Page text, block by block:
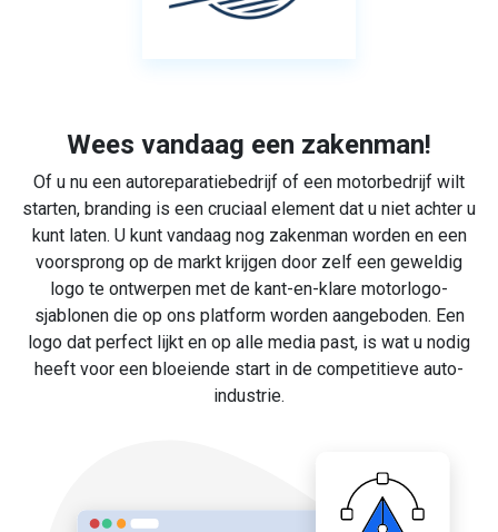
Wees vandaag een zakenman!
Of u nu een autoreparatiebedrijf of een motorbedrijf wilt
starten, branding is een cruciaal element dat u niet achter u
kunt laten. U kunt vandaag nog zakenman worden en een
voorsprong op de markt krijgen door zelf een geweldig
logo te ontwerpen met de kant-en-klare motorlogo-
sjablonen die op ons platform worden aangeboden. Een
logo dat perfect lijkt en op alle media past, is wat u nodig
heeft voor een bloeiende start in de competitieve auto-
industrie.